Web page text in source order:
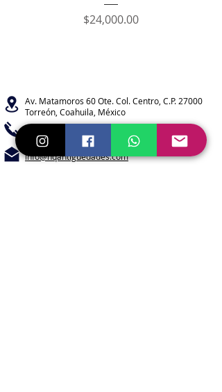
Precio
$24,000.00
Av. Matamoros 60 Ote.Col. Centro, C.P. 27000
Torreón, Coahuila, México
(52) 871.712.4852
info@hqantiguedades.com